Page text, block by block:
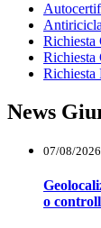
Richiesta
Richiesta
Richiesta
News
07/08/2026
o